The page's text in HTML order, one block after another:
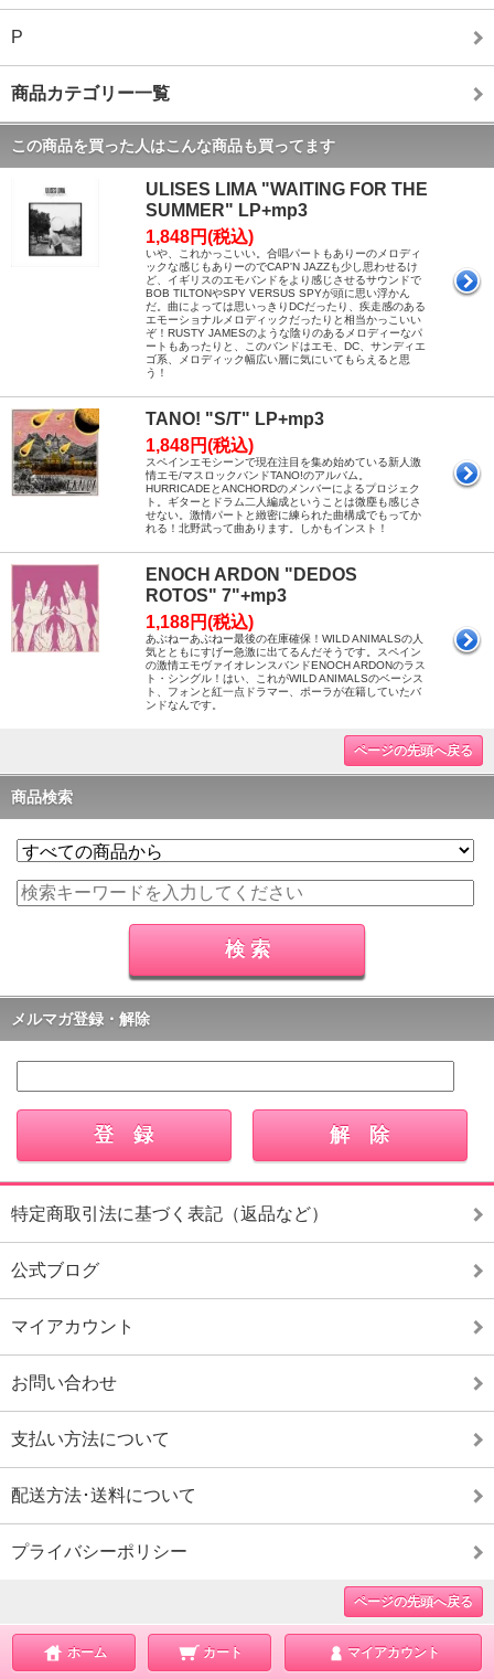
P
商品カテゴリー一覧
この商品を買った人はこんな商品も買ってます
ULISES LIMA "WAITING FOR THE
SUMMER" LP+mp3
1,848円(税込)
いや、これかっこいい。合唱パートもありーのメロディ
ックな感じもありーのでCAP'N JAZZも少し思わせるけ
ど、イギリスのエモバンドをより感じさせるサウンドで
BOB TILTONやSPY VERSUS SPYが頭に思い浮かん
だ。曲によっては思いっきりDCだったり、疾走感のある
エモーショナルメロディックだったりと相当かっこいい
ぞ！RUSTY JAMESのような陰りのあるメロディーなパ
ートもあったりと、このバンドはエモ、DC、サンディエ
ゴ系、メロディック幅広い層に気にいてもらえると思
う！
TANO! "S/T" LP+mp3
1,848円(税込)
スペインエモシーンで現在注目を集め始めている新人激
情エモ/マスロックバンドTANO!のアルバム。
HURRICADEとANCHORDのメンバーによるプロジェク
ト。ギターとドラム二人編成ということは微塵も感じさ
せない。激情パートと緻密に練られた曲構成でもってか
れる！北野武って曲あります。しかもインスト！
ENOCH ARDON "DEDOS
ROTOS" 7"+mp3
1,188円(税込)
あぶねーあぶねー最後の在庫確保！WILD ANIMALSの人
気とともにすげー急激に出てるんだそうです。スペイン
の激情エモヴァイオレンスバンドENOCH ARDONのラス
ト・シングル！はい、これがWILD ANIMALSのベーシス
ト、フォンと紅一点ドラマー、ポーラが在籍していたバ
ンドなんです。
ページの先頭へ戻る
商品検索
メルマガ登録・解除
特定商取引法に基づく表記（返品など）
公式ブログ
マイアカウント
お問い合わせ
支払い方法について
配送方法･送料について
プライバシーポリシー
ページの先頭へ戻る
ホーム カート マイアカウント